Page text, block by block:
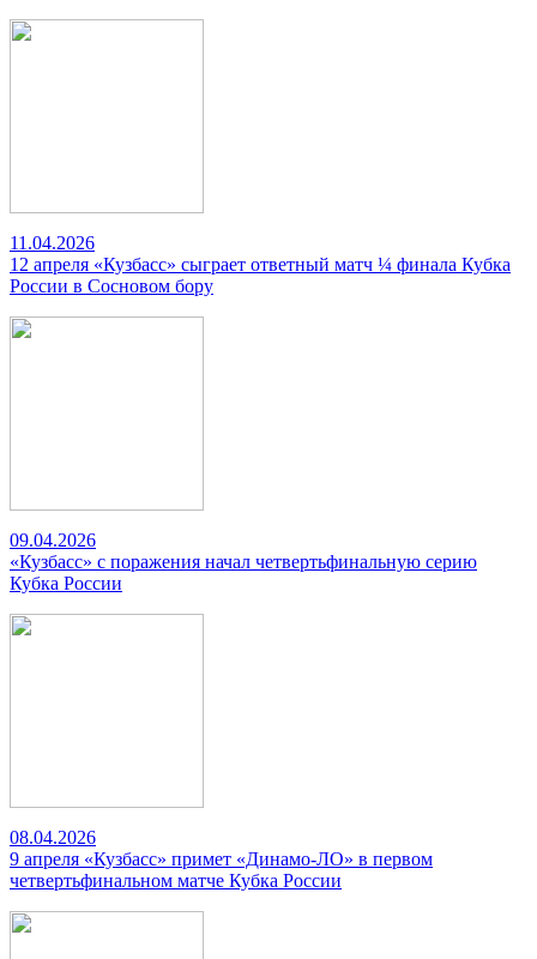
11.04.2026
12 апреля «Кузбасс» сыграет ответный матч ¼ финала Кубка
России в Сосновом бору
09.04.2026
«Кузбасс» с поражения начал четвертьфинальную серию
Кубка России
08.04.2026
9 апреля «Кузбасс» примет «Динамо-ЛО» в первом
четвертьфинальном матче Кубка России